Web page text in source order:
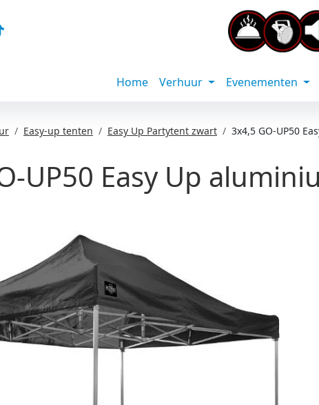
Home Verhuur Evenementen
Easy-up tenten Easy Up Partytent zwart 3x4,5 GO-UP50
UP50 Easy Up